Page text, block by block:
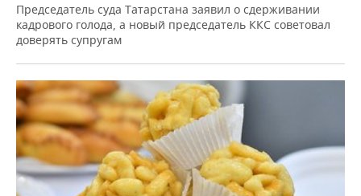
Председатель суда Татарстана заявил о сдерживании
кадрового голода, а новый председатель ККС советовал
доверять супругам